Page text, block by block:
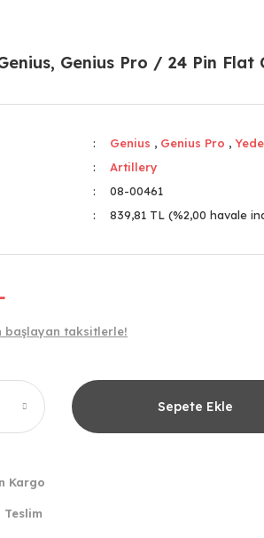
Genius Pro / 24 Pin Flat
Genius , Genius Pro ,
Artillery
08-00461
839,81 TL (%2,00 havale
başlayan taksitlerle!
Sepete Ekle
Kargo